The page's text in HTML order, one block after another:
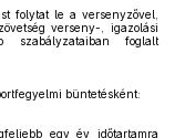
folytat le a versenyzővel,
verseny-, igazolási
szabályzataiban foglalt
büntetésként:
egy év időtartamra